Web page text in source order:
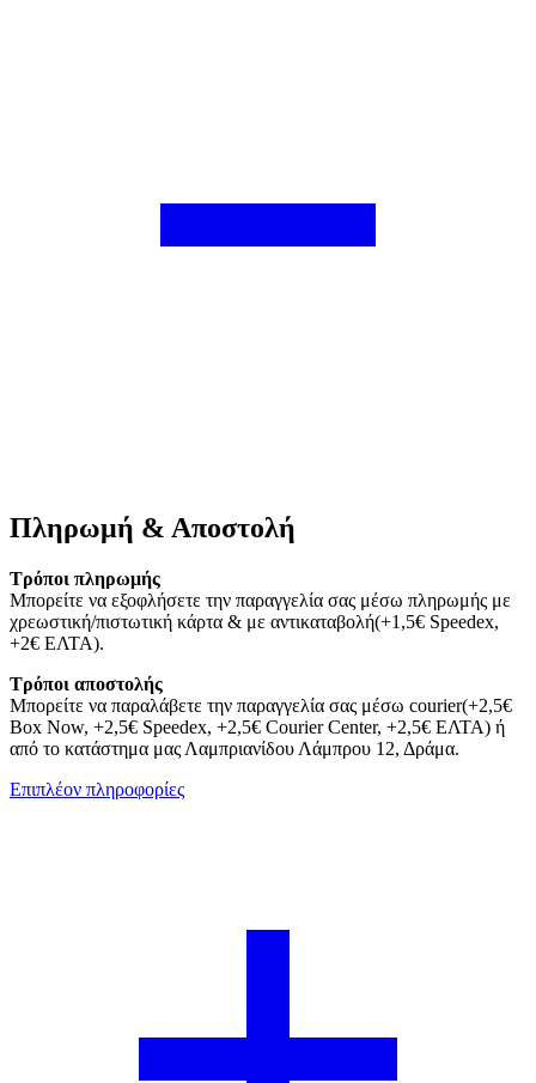
Πληρωμή & Αποστολή
Τρόποι πληρωμής
Μπορείτε να εξοφλήσετε την παραγγελία σας μέσω πληρωμής με
χρεωστική/πιστωτική κάρτα & με αντικαταβολή(+1,5€ Speedex,
+2€ ΕΛΤΑ).
Τρόποι αποστολής
Μπορείτε να παραλάβετε την παραγγελία σας μέσω courier(+2,5€
Box Now, +2,5€ Speedex, +2,5€ Courier Center, +2,5€ ΕΛΤΑ) ή
από το κατάστημα μας Λαμπριανίδου Λάμπρου 12, Δράμα.
Επιπλέον πληροφορίες